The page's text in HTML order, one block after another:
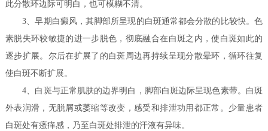
此分散环边际可明白，也可模糊不清。
3、早期白癜风，其脚部所呈现的白斑通常都会分散的比较快。色
素脱失环较敏捷的进一步脱色，彻底融合在白斑之内，使白斑如此的
逐步扩展。尔后在扩展了的白斑周边再持续呈现分散晕环，循环往复
使白斑不断扩展。
4、白斑与正常肌肤的边界明白，脚部白斑边际呈现色素带。白斑
外表润滑，无脱屑或萎缩等改变，感受和排泄功用都正常。少量患者
白斑处有瘙痒感，乃至白斑处排泄的汗液有异味。